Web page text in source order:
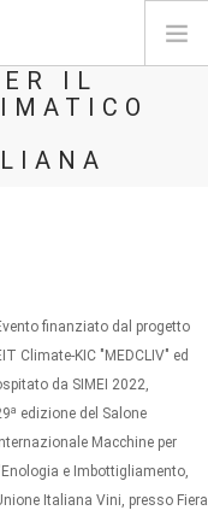
IL
finanziato dal progetto
Climate-KIC "MEDCLIV" ed
da SIMEI 2022,
a edizione del Salone
Internazionale Macchine per
l'Enologia e Imbottigliamento,
Italiana Vini, presso Fiera